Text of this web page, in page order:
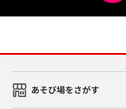
あそび場をさがす